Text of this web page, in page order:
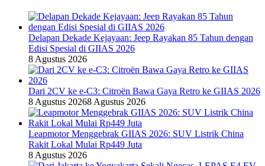
Delapan Dekade Kejayaan: Jeep Rayakan 85 Tahun dengan
Edisi Spesial di GIIAS 2026
8 Agustus 2026
Dari 2CV ke e-C3: Citroën Bawa Gaya Retro ke GIIAS 2026
8 Agustus 20268 Agustus 2026
Leapmotor Menggebrak GIIAS 2026: SUV Listrik China
Rakit Lokal Mulai Rp449 Juta
8 Agustus 2026